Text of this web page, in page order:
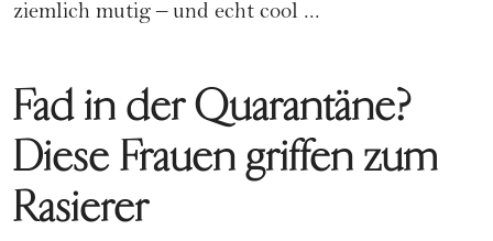
ziemlich mutig – und echt cool ...
Fad in der Quarantäne?
Diese Frauen griffen zum
Rasierer